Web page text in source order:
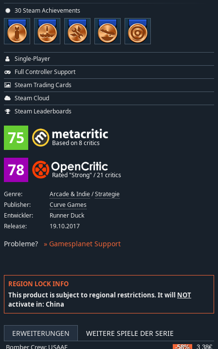
REGION LOCK INFO
This product is subject to regional restrictions. It will NOT
activate in: China
ERWEITERUNGEN WEITERE SPIELE DER SERIE
Bomber Crew: USAAF -58% 3,38€
30 Steam Achievements
Single-Player
Full Controller Support
Steam Trading Cards
Steam Cloud
Steam Leaderboards
75 Based on 8 critics
78 Rated "Strong" / 21 critics
Genre: Arcade & Indie/Strategie
Publisher:
Curve Games
Entwickler:
Runner Duck
Release:
19.10.2017
Probleme? » Gamesplanet Support